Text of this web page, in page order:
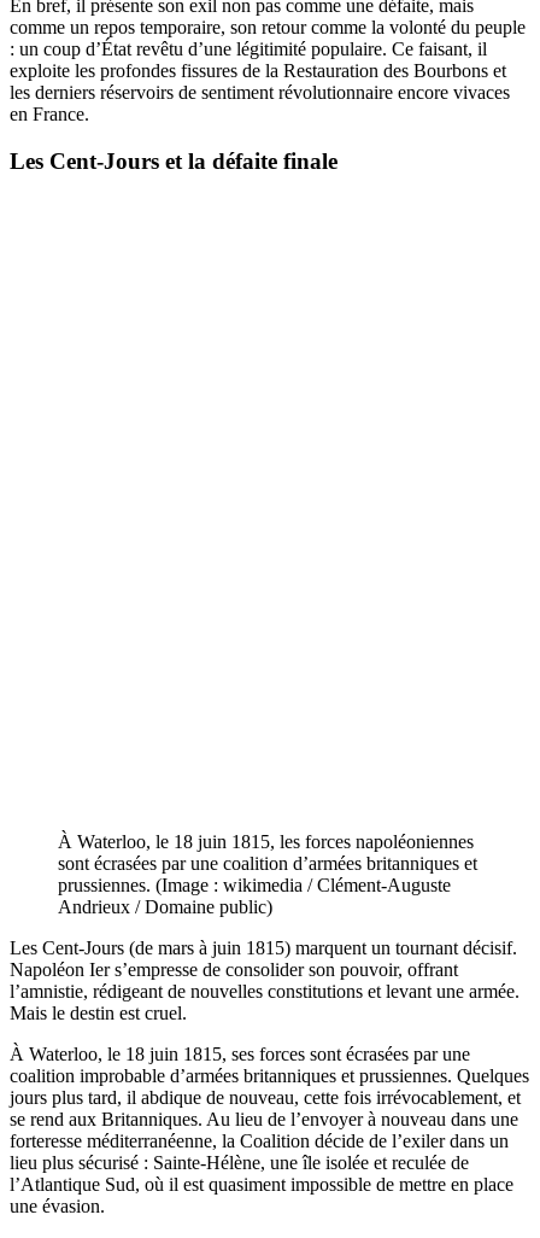
En bref, il présente son exil non pas comme une défaite, mais
comme un repos temporaire, son retour comme la volonté du peuple
: un coup d’État revêtu d’une légitimité populaire. Ce faisant, il
exploite les profondes fissures de la Restauration des Bourbons et
les derniers réservoirs de sentiment révolutionnaire encore vivaces
en France.
Les Cent-Jours et la défaite finale
À Waterloo, le 18 juin 1815, les forces napoléoniennes
sont écrasées par une coalition d’armées britanniques et
prussiennes. (Image : wikimedia / Clément-Auguste
Andrieux / Domaine public)
Les Cent-Jours (de mars à juin 1815) marquent un tournant décisif.
Napoléon Ier s’empresse de consolider son pouvoir, offrant
l’amnistie, rédigeant de nouvelles constitutions et levant une armée.
Mais le destin est cruel.
À Waterloo, le 18 juin 1815, ses forces sont écrasées par une
coalition improbable d’armées britanniques et prussiennes. Quelques
jours plus tard, il abdique de nouveau, cette fois irrévocablement, et
se rend aux Britanniques. Au lieu de l’envoyer à nouveau dans une
forteresse méditerranéenne, la Coalition décide de l’exiler dans un
lieu plus sécurisé : Sainte-Hélène, une île isolée et reculée de
l’Atlantique Sud, où il est quasiment impossible de mettre en place
une évasion.